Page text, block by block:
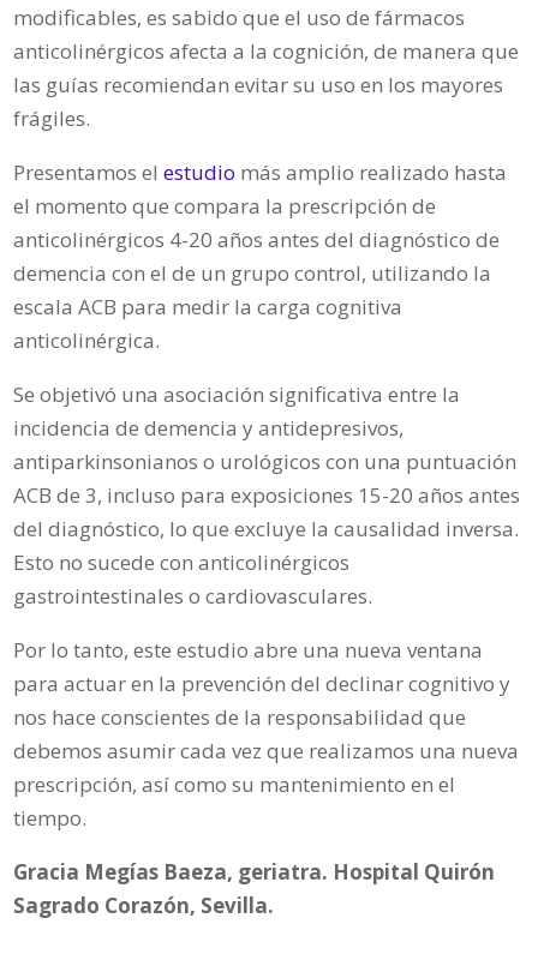
modificables, es sabido que el uso de fármacos
anticolinérgicos afecta a la cognición, de manera que
las guías recomiendan evitar su uso en los mayores
frágiles.
Presentamos elestudio más amplio realizado hasta
el momento que compara la prescripción de
anticolinérgicos 4-20 años antes del diagnóstico de
demencia con el de un grupo control, utilizando la
escala ACB para medir la carga cognitiva
anticolinérgica.
Se objetivó una asociación significativa entre la
incidencia de demencia y antidepresivos,
antiparkinsonianos o urológicos con una puntuación
ACB de 3, incluso para exposiciones 15-20 años antes
del diagnóstico, lo que excluye la causalidad inversa.
Esto no sucede con anticolinérgicos
gastrointestinales o cardiovasculares.
Por lo tanto, este estudio abre una nueva ventana
para actuar en la prevención del declinar cognitivo y
nos hace conscientes de la responsabilidad que
debemos asumir cada vez que realizamos una nueva
prescripción, así como su mantenimiento en el
tiempo.
Gracia Megías Baeza, geriatra. Hospital Quirón
Sagrado Corazón, Sevilla.